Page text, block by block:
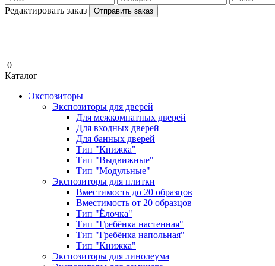
Редактировать заказ
Отправить заказ
0
Каталог
Экспозиторы
Экспозиторы для дверей
Для межкомнатных дверей
Для входных дверей
Для банных дверей
Тип "Книжка"
Тип "Выдвижные"
Тип "Модульные"
Экспозиторы для плитки
Вместимость до 20 образцов
Вместимость от 20 образцов
Тип "Ёлочка"
Тип "Гребёнка настенная"
Тип "Гребёнка напольная"
Тип "Книжка"
Экспозиторы для линолеума